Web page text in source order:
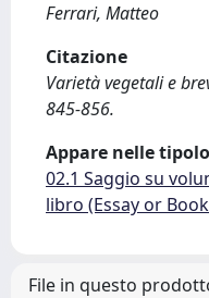
Ferrari, Matteo
Citazione
Varietà vegetali e
845-856.
Appare nelle
02.1 Saggio su
libro (Essay or
File in questo